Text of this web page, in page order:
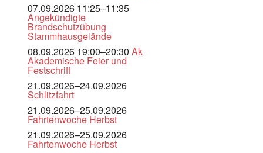
07.09.2026 11:25–11:35
Angekündigte
Brandschutzübung
Stammhausgelände
08.09.2026 19:00–20:30 Ak
Akademische Feier und
Festschrift
21.09.2026–24.09.2026
Schlitzfahrt
21.09.2026–25.09.2026
Fahrtenwoche Herbst
21.09.2026–25.09.2026
Fahrtenwoche Herbst